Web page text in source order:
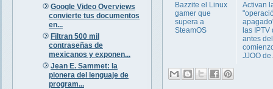
Google Video Overviews
convierte tus documentos
en...
Filtran 500 mil
contraseñas de
mexicanos y exponen...
Jean E. Sammet: la
pionera del lenguaje de
program...
Bazzite el Linux
gamer que
supera a
SteamOS
Activan
las IPTV
antes del
JJOO